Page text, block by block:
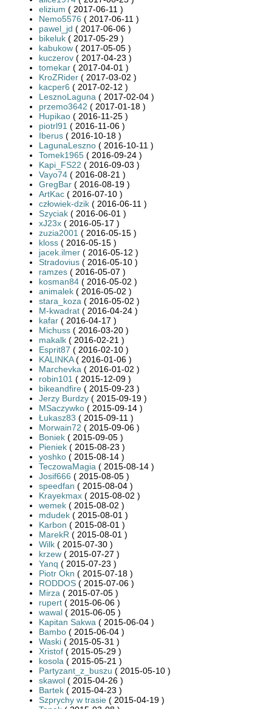
elizium ( 2017-06-11 )
Nemo5576 ( 2017-06-11 )
pawel_jd ( 2017-06-06 )
bikeluk ( 2017-05-29 )
kabukow ( 2017-05-05 )
kuczerov ( 2017-04-23 )
tomekar ( 2017-04-01 )
KroZRider ( 2017-03-02 )
kacper6 ( 2017-02-12 )
LesznoLaguna ( 2017-02-04 )
przemo3642 ( 2017-01-18 )
Hupikao ( 2016-11-25 )
piotrl91 ( 2016-11-06 )
Iberus ( 2016-10-18 )
LagunaLeszno ( 2016-10-11 )
Tomek1965 ( 2016-09-24 )
Kapi_FS22 ( 2016-09-03 )
Vayo74 ( 2016-08-21 )
GregBar ( 2016-08-19 )
ArtKac ( 2016-07-10 )
człowiek-dzik ( 2016-06-11 )
Szyciak ( 2016-06-01 )
xJ23x ( 2016-05-17 )
zuzia2001 ( 2016-05-15 )
kloss ( 2016-05-15 )
jacek.ilmer ( 2016-05-12 )
Stradovius ( 2016-05-10 )
ramzes ( 2016-05-07 )
kosman84 ( 2016-05-02 )
animalek ( 2016-05-02 )
stara_koza ( 2016-05-02 )
M-kwadrat ( 2016-04-24 )
kafar ( 2016-04-17 )
Michuss ( 2016-03-20 )
makalk ( 2016-02-21 )
Esprit87 ( 2016-02-10 )
KALINKA( 2016-01-06 )
Marchevka ( 2016-01-02 )
robin101 ( 2015-12-09 )
bikeandfire ( 2015-09-23 )
Jerzy Burdzy ( 2015-09-19 )
MSaczywko ( 2015-09-14 )
Łukasz83 ( 2015-09-11 )
Morwain72 ( 2015-09-06 )
Boniek ( 2015-09-05 )
Pieniek ( 2015-08-23 )
yoshko ( 2015-08-14 )
TeczowaMagia ( 2015-08-14 )
Josif666 ( 2015-08-05 )
speedfan ( 2015-08-04 )
Krayekmax ( 2015-08-02 )
wemek ( 2015-08-02 )
mdudek ( 2015-08-01 )
Karbon ( 2015-08-01 )
MarekR ( 2015-08-01 )
Wilk ( 2015-07-30 )
krzew ( 2015-07-27 )
Yanq ( 2015-07-23 )
Piotr Okn ( 2015-07-18 )
RODDOS ( 2015-07-06 )
Mirza ( 2015-07-05 )
rupert ( 2015-06-06 )
wawal ( 2015-06-05 )
Kapitan Sakwa ( 2015-06-04 )
Bambo ( 2015-06-04 )
Waski ( 2015-05-31 )
Xristof ( 2015-05-29 )
kosola ( 2015-05-21 )
Partyzant_z_buszu ( 2015-05-10 )
skawol ( 2015-04-26 )
Bartek ( 2015-04-23 )
Szprychy w trasie ( 2015-04-19 )